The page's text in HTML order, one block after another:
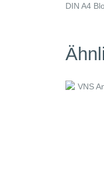
DIN A4